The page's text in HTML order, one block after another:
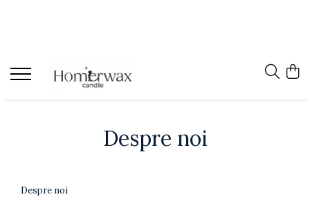
Despre noi
Despre noi